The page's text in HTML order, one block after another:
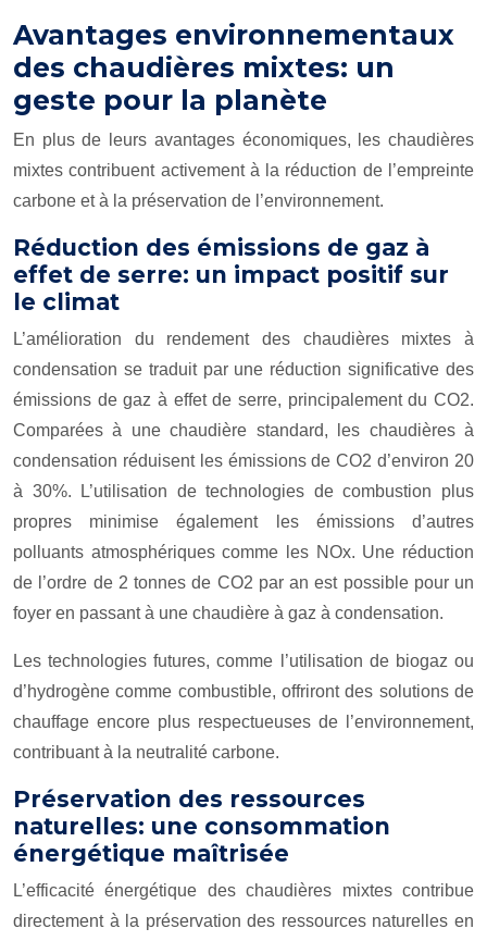
Avantages environnementaux
des chaudières mixtes: un
geste pour la planète
En plus de leurs avantages économiques, les chaudières
mixtes contribuent activement à la réduction de l’empreinte
carbone et à la préservation de l’environnement.
Réduction des émissions de gaz à
effet de serre: un impact positif sur
le climat
L’amélioration du rendement des chaudières mixtes à
condensation se traduit par une réduction significative des
émissions de gaz à effet de serre, principalement du CO2.
Comparées à une chaudière standard, les chaudières à
condensation réduisent les émissions de CO2 d’environ 20
à 30%. L’utilisation de technologies de combustion plus
propres minimise également les émissions d’autres
polluants atmosphériques comme les NOx. Une réduction
de l’ordre de 2 tonnes de CO2 par an est possible pour un
foyer en passant à une chaudière à gaz à condensation.
Les technologies futures, comme l’utilisation de biogaz ou
d’hydrogène comme combustible, offriront des solutions de
chauffage encore plus respectueuses de l’environnement,
contribuant à la neutralité carbone.
Préservation des ressources
naturelles: une consommation
énergétique maîtrisée
L’efficacité énergétique des chaudières mixtes contribue
directement à la préservation des ressources naturelles en